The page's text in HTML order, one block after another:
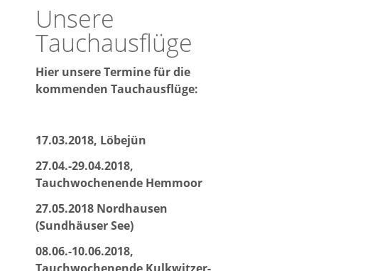
Unsere
Tauchausflüge
Hier unsere Termine für die
kommenden Tauchausflüge:
17.03.2018, Löbejün
27.04.-29.04.2018,
Tauchwochenende Hemmoor
27.05.2018 Nordhausen
(Sundhäuser See)
08.06.-10.06.2018,